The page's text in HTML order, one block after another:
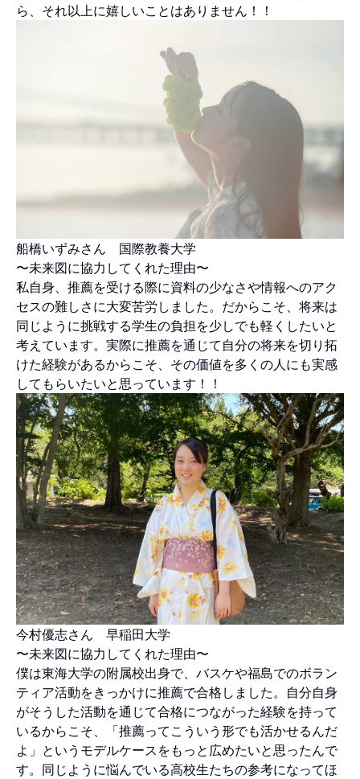
ら、それ以上に嬉しいことはありません！！
船橋いずみさん 国際教養大学
〜未来図に協力してくれた理由〜
私自身、推薦を受ける際に資料の少なさや情報へのアク
セスの難しさに大変苦労しました。だからこそ、将来は
同じように挑戦する学生の負担を少しでも軽くしたいと
考えています。実際に推薦を通じて自分の将来を切り拓
けた経験があるからこそ、その価値を多くの人にも実感
してもらいたいと思っています！！
今村優志さん 早稲田大学
〜未来図に協力してくれた理由〜
僕は東海大学の附属校出身で、バスケや福島でのボラン
ティア活動をきっかけに推薦で合格しました。自分自身
がそうした活動を通じて合格につながった経験を持って
いるからこそ、「推薦ってこういう形でも活かせるんだ
よ」というモデルケースをもっと広めたいと思ったんで
す。同じように悩んでいる高校生たちの参考になってほ